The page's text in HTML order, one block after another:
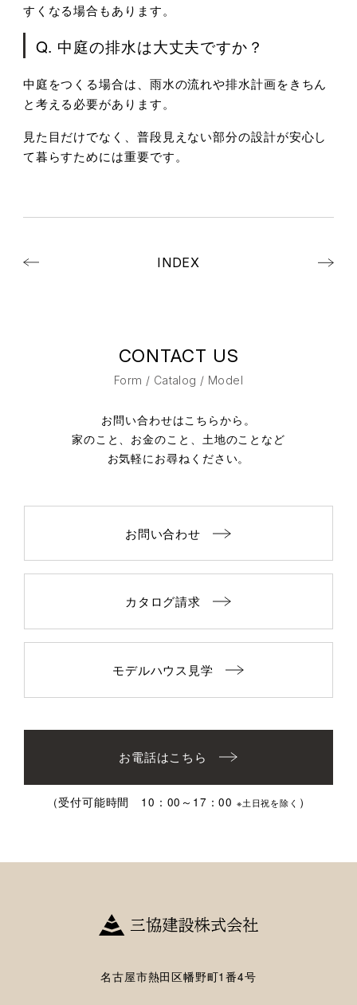
すくなる場合もあります。
Q. 中庭の排水は大丈夫ですか？
中庭をつくる場合は、雨水の流れや排水計画をきちん
と考える必要があります。
見た目だけでなく、普段見えない部分の設計が安心し
て暮らすためには重要です。
INDEX
CONTACT US
Form / Catalog / Model
お問い合わせはこちらから。
家のこと、お金のこと、土地のことなど
お気軽にお尋ねください。
お問い合わせ
カタログ請求
モデルハウス見学
お電話はこちら
（受付可能時間 10：00～17：00 ※土日祝を除く ）
名古屋市熱田区幡野町1番4号